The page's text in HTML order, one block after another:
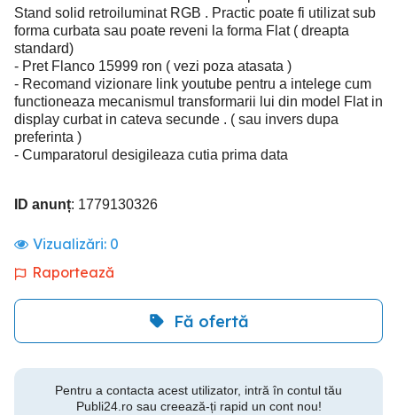
Stand solid retroiluminat RGB . Practic poate fi utilizat sub
forma curbata sau poate reveni la forma Flat ( dreapta
standard)
- Pret Flanco 15999 ron ( vezi poza atasata )
- Recomand vizionare link youtube pentru a intelege cum
functioneaza mecanismul transformarii lui din model Flat in
display curbat in cateva secunde . ( sau invers dupa
preferinta )
- Cumparatorul desigileaza cutia prima data
ID anunț: 1779130326
Vizualizări: 0
Raportează
Fă ofertă
Pentru a contacta acest utilizator, intră în contul tău
Publi24.ro sau creează-ți rapid un cont nou!